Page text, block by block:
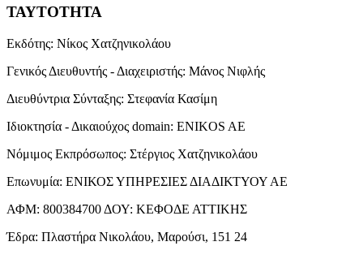
ΤΑΥΤΟΤΗΤΑ
Εκδότης: Νίκος Χατζηνικολάου
Γενικός Διευθυντής - Διαχειριστής: Μάνος Νιφλής
Διευθύντρια Σύνταξης: Στεφανία Κασίμη
Ιδιοκτησία - Δικαιούχος domain: ENIKOS AE
Νόμιμος Εκπρόσωπος: Στέργιος Χατζηνικολάου
Επωνυμία: ΕΝΙΚΟΣ ΥΠΗΡΕΣΙΕΣ ΔΙΑΔΙΚΤΥΟΥ ΑΕ
ΑΦΜ: 800384700 ΔΟΥ: ΚΕΦΟΔΕ ΑΤΤΙΚΗΣ
Έδρα: Πλαστήρα Νικολάου, Μαρούσι, 151 24